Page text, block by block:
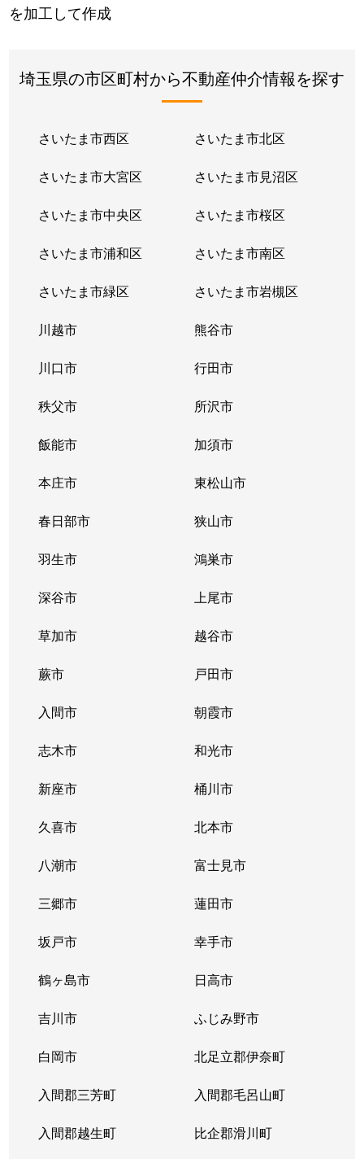
を加工して作成
埼玉県の市区町村から不動産仲介情報を探す
さいたま市西区 さいたま市北区
さいたま市大宮区 さいたま市見沼区
さいたま市中央区 さいたま市桜区
さいたま市浦和区 さいたま市南区
さいたま市緑区 さいたま市岩槻区
川越市 熊谷市
川口市 行田市
秩父市 所沢市
飯能市 加須市
本庄市 東松山市
春日部市 狭山市
羽生市 鴻巣市
深谷市 上尾市
草加市 越谷市
蕨市 戸田市
入間市 朝霞市
志木市 和光市
新座市 桶川市
久喜市 北本市
八潮市 富士見市
三郷市 蓮田市
坂戸市 幸手市
鶴ヶ島市 日高市
吉川市 ふじみ野市
白岡市 北足立郡伊奈町
入間郡三芳町 入間郡毛呂山町
入間郡越生町 比企郡滑川町